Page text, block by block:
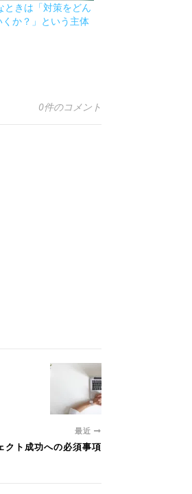
きは「対策をどん
か？」という主体
0件のコメント
最近
ト成功への必須事項